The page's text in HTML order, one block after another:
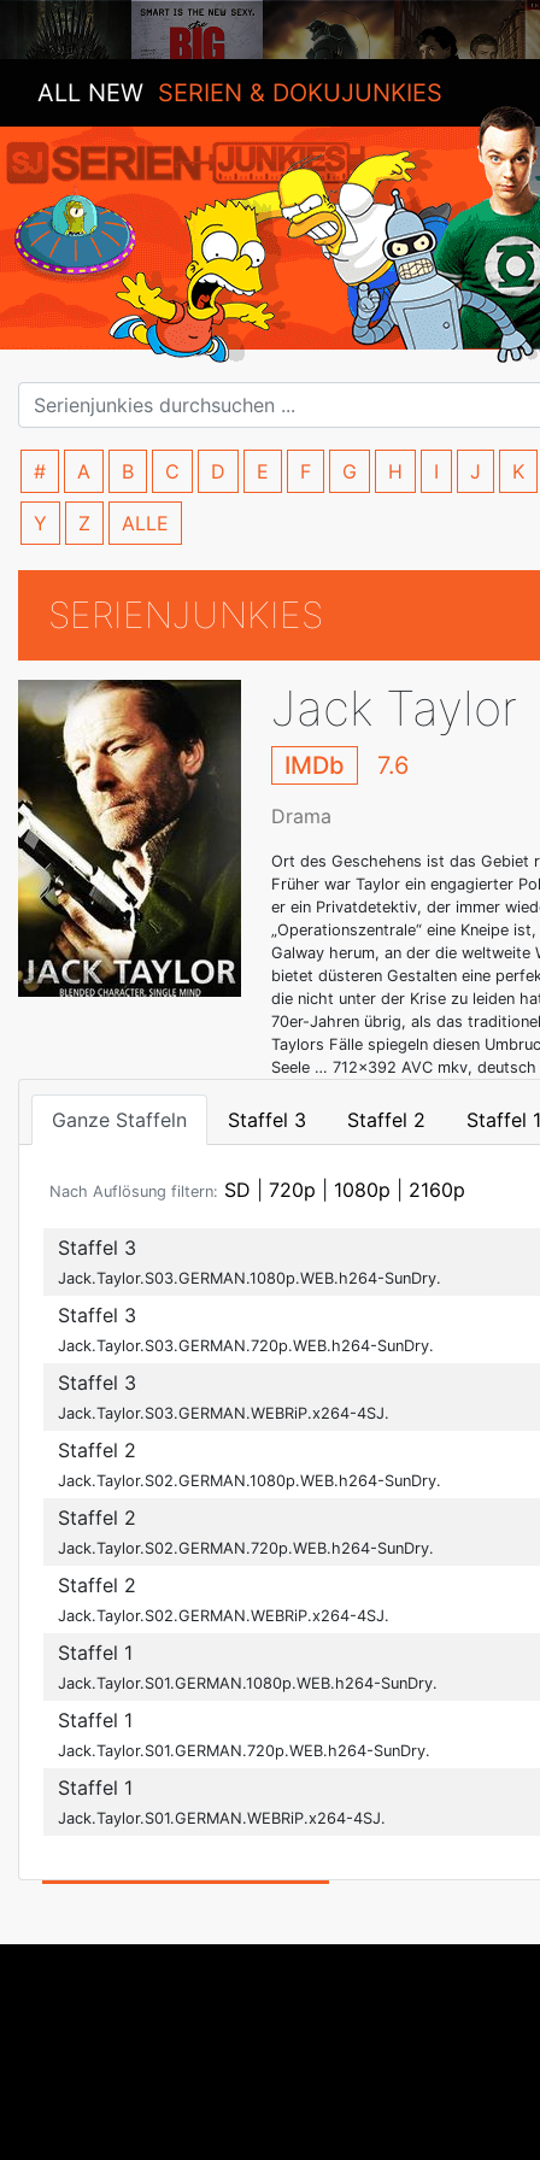
ALL NEW SERIEN & DOKUJUNKIES
# A B C D E F G H I J K
Y Z ALLE
SERIENJUNKIES
Jack Taylor
IMDb 7.6
Drama
Ort des Geschehens ist das Gebiet
Früher war Taylor ein engagierter
er ein Privatdetektiv, der immer
„Operationszentrale“ eine Kneipe
Galway herum, an der die
bietet düsteren Gestalten eine
die nicht unter der Krise zu leiden
70er-Jahren übrig, als das
Taylors Fälle spiegeln diesen
Seele … 712x392 AVC mkv, deutsch
Ganze Staffeln Staffel 3 Staffel 2 Staffel 1
Nach Auflösung filtern: SD 720p 1080p 2160p
Staffel 3
Jack.Taylor.S03.GERMAN.1080p.WEB.h264-SunDry.
Staffel 3
Jack.Taylor.S03.GERMAN.720p.WEB.h264-SunDry.
Staffel 3
Jack.Taylor.S03.GERMAN.WEBRiP.x264-4SJ.
Staffel 2
Jack.Taylor.S02.GERMAN.1080p.WEB.h264-SunDry.
Staffel 2
Jack.Taylor.S02.GERMAN.720p.WEB.h264-SunDry.
Staffel 2
Jack.Taylor.S02.GERMAN.WEBRiP.x264-4SJ.
Staffel 1
Jack.Taylor.S01.GERMAN.1080p.WEB.h264-SunDry.
Staffel 1
Jack.Taylor.S01.GERMAN.720p.WEB.h264-SunDry.
Staffel 1
Jack.Taylor.S01.GERMAN.WEBRiP.x264-4SJ.